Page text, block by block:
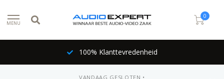
MENU
0
100% Klanttevredenheid
VANDAAG GESLOTEN •